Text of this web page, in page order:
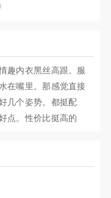
趣内衣黑丝高跟。服
在嘴里。那感觉直接
几个姿势。都挺配
点。性价比挺高的